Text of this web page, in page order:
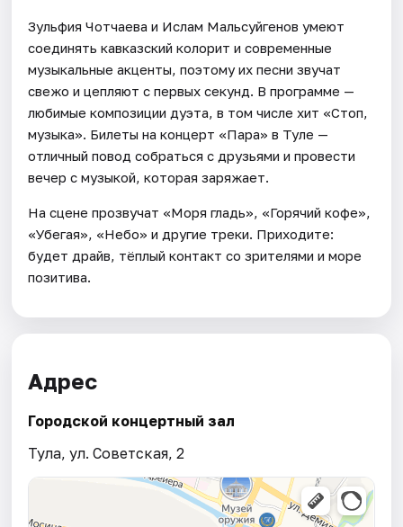
Зульфия Чотчаева и Ислам Мальсуйгенов умеют
соединять кавказский колорит и современные
музыкальные акценты, поэтому их песни звучат
свежо и цепляют с первых секунд. В программе —
любимые композиции дуэта, в том числе хит «Стоп,
музыка». Билеты на концерт «Пара» в Туле —
отличный повод собраться с друзьями и провести
вечер с музыкой, которая заряжает.
На сцене прозвучат «Моря гладь», «Горячий кофе»,
«Убегая», «Небо» и другие треки. Приходите:
будет драйв, тёплый контакт со зрителями и море
позитива.
Адрес
Городской концертный зал
Тула, ул. Советская, 2